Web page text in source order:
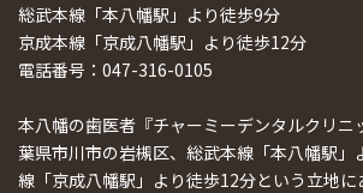
総武本線「本八幡駅」より徒歩9分
京成本線「京成八幡駅」より徒歩12分
電話番号：047-316-0105
本八幡の歯医者『チャーミーデンタルクリニ
葉県市川市の岩槻区、総武本線「本八幡駅」
線「京成八幡駅」より徒歩12分という立地に